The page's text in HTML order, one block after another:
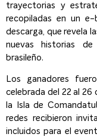
trayectorias y
recopiladas en un
descarga, que revela
nuevas historias de
brasileño.
Los ganadores
celebrada del 22 al 26
la Isla de
redes recibieron
incluidos para el